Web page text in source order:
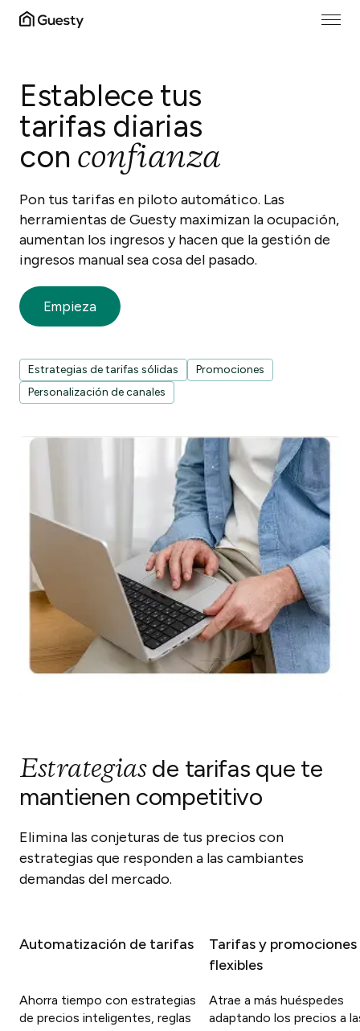
Estrategias de tarifas sólidas
Promociones
Personalización de canales
Establece tus
tarifas diarias
con confianza
Pon tus tarifas en piloto automático. Las
herramientas de Guesty maximizan la ocupación,
aumentan los ingresos y hacen que la gestión de
ingresos manual sea cosa del pasado.
Empieza
Estrategiasde tarifas que te
mantienen competitivo
Elimina las conjeturas de tus precios con
estrategias que responden a las cambiantes
demandas del mercado.
Automatización de tarifas
Ahorra tiempo con estrategias
de precios inteligentes, reglas
Tarifas y promociones
flexibles
Atrae a más huéspedes
adaptando los precios a